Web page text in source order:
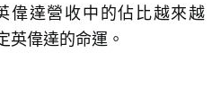
偉達營收中的佔比越來越
英偉達的命運。